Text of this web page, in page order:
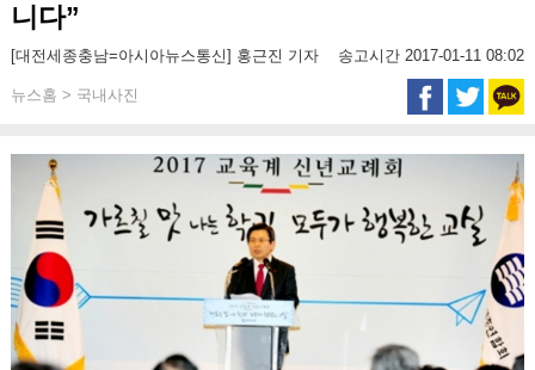
니다”
[대전세종충남=아시아뉴스통신] 홍근진 기자 송고시간 2017-01-11 08:02
뉴스홈 > 국내사진